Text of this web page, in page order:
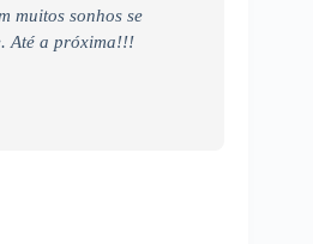
muitos sonhos se
Até a próxima!!!